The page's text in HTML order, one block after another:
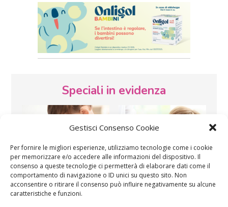
Gestisci Consenso Cookie
Per fornire le migliori esperienze, utilizziamo tecnologie come i cookie
per memorizzare e/o accedere alle informazioni del dispositivo. Il
consenso a queste tecnologie ci permetterà di elaborare dati come il
comportamento di navigazione o ID unici su questo sito. Non
acconsentire o ritirare il consenso può influire negativamente su alcune
caratteristiche e funzioni.
Speciali in evidenza
Vaccini SOS Pediatra